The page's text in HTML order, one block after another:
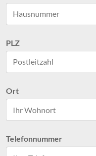
PLZ
Ort
Telefonnummer